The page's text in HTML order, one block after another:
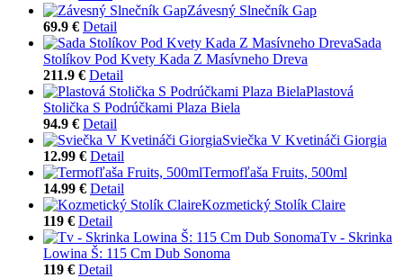
Závesný Slnečník Gap
69.9 € Detail
Sada
Stolíkov Pod Kvety Kada Z Masívneho Dreva
211.9 € Detail
Plastová
Stolička S Podrúčkami Plaza Biela
94.9 € Detail
Sviečka V Kvetináči Giorgia
12.99 € Detail
Termofľaša Fruits, 500ml
14.99 € Detail
Kozmetický Stolík Claire
119 € Detail
Tv - Skrinka
Lowina Š: 115 Cm Dub Sonoma
119 € Detail